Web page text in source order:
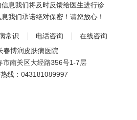
息我们将及时反馈给医生进行诊
我们承诺绝对保密！请您放心！
常识 电话咨询
在线咨询
春博润皮肤病医院
市南关区大经路356号1-7层
线： 043181089997